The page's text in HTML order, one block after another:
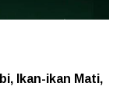
Ikan-ikan Mati,